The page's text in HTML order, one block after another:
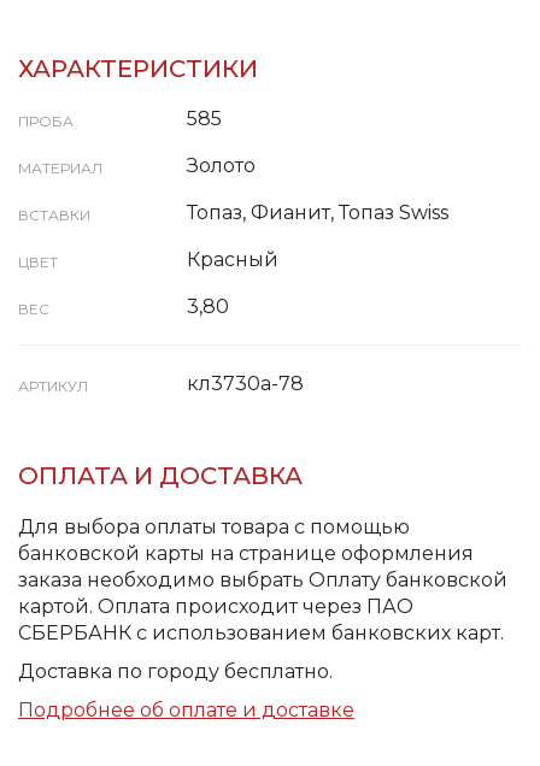
ХАРАКТЕРИСТИКИ
ПРОБА 585
МАТЕРИАЛ Золото
ВСТАВКИ Топаз, Фианит, Топаз Swiss
ЦВЕТ Красный
ВЕС 3,80
АРТИКУЛ кл3730а-78
ОПЛАТА И ДОСТАВКА
Для выбора оплаты товара с помощью
банковской карты на странице оформления
заказа необходимо выбрать Оплату банковской
картой. Оплата происходит через ПАО
СБЕРБАНК с использованием банковских карт.
Доставка по городу бесплатно.
Подробнее об оплате и доставке